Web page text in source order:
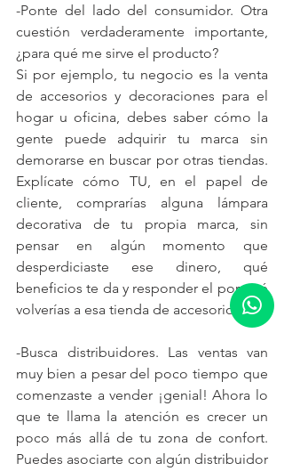
-Ponte del lado del consumidor. Otra
cuestión verdaderamente importante,
¿para qué me sirve el producto?
Si por ejemplo, tu negocio es la venta
de accesorios y decoraciones para el
hogar u oficina, debes saber cómo la
gente puede adquirir tu marca sin
demorarse en buscar por otras tiendas.
Explícate cómo TU, en el papel de
cliente, comprarías alguna lámpara
decorativa de tu propia marca, sin
pensar en algún momento que
desperdiciaste ese dinero, qué
beneficios te da y responder el por qué
volverías a esa tienda de accesorios.
-Busca distribuidores. Las ventas van
muy bien a pesar del poco tiempo que
comenzaste a vender ¡genial! Ahora lo
que te llama la atención es crecer un
poco más allá de tu zona de confort.
Puedes asociarte con algún distribuidor